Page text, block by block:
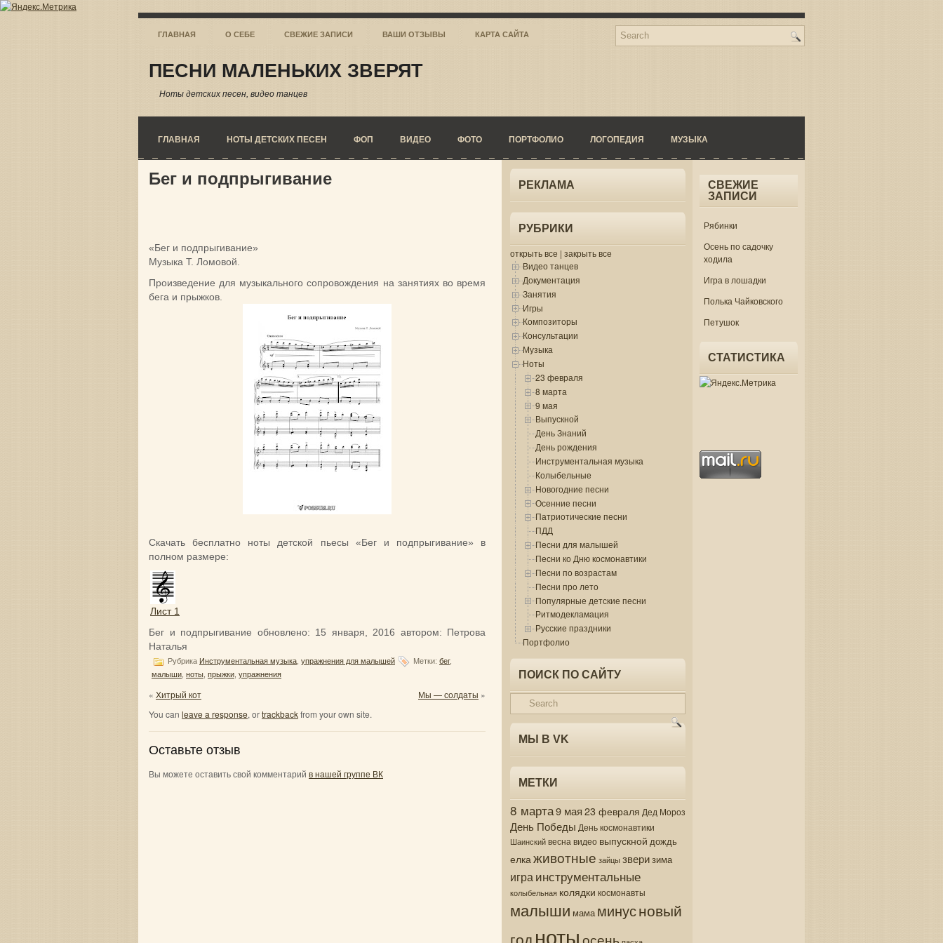
ГЛАВНАЯ О СЕБЕ СВЕЖИЕ ЗАПИСИ ВАШИ ОТЗЫВЫ КАРТА САЙТА
ПЕСНИ МАЛЕНЬКИХ ЗВЕРЯТ
Ноты детских песен, видео танцев
ГЛАВНАЯ НОТЫ ДЕТСКИХ ПЕСЕН ФОП ВИДЕО ФОТО ПОРТФОЛИО ЛОГОПЕДИЯ МУЗЫКА
Бег и подпрыгивание
«Бег и подпрыгивание»
Музыка Т. Ломовой.
Произведение для музыкального сопровождения на занятиях во время
бега и прыжков.
Скачать бесплатно ноты детской пьесы «Бег и подпрыгивание» в
полном размере:
Лист 1
Бег и подпрыгивание обновлено: 15 января, 2016 автором: Петрова
Наталья
Рубрика Инструментальная музыка упражнения для малышей Метки: бег,
малыши ноты прыжки упражнения
« Хитрый кот Мы — солдаты »
You can leave a response, ortrackbackfrom your own site.
Оставьте отзыв
Вы можете оставить свой комментарий в нашей группе ВК
РЕКЛАМА
РУБРИКИ
открыть все | закрыть все
Видео танцев
Документация
Занятия
Игры
Композиторы
Консультации
Музыка
Ноты
23 февраля
8 марта
9 мая
Выпускной
День Знаний
День рождения
Инструментальная музыка
Колыбельные
Новогодние песни
Осенние песни
Патриотические песни
ПДД
Песни для малышей
Песни ко Дню космонавтики
Песни по возрастам
Песни про лето
Популярные детские песни
Ритмодекламация
Русские праздники
Портфолио
ПОИСК ПО САЙТУ
МЫ В VK
МЕТКИ
8 марта9 мая 23 февраля Дед Мороз
День Победы День космонавтики
Шаинскийвесна видео выпускной дождь
елкаживотные зайцы зверизима
играинструментальные
колыбельная колядки космонавты
малыши мама минусновый
нотыосень
СВЕЖИЕ
ЗАПИСИ
Рябинки
Осень по садочку
ходила
Игра в лошадки
Полька Чайковского
Петушок
СТАТИСТИКА